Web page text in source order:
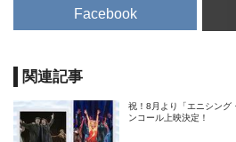
Facebook
関連記事
祝！8月より「エニシング
ンコール上映決定！